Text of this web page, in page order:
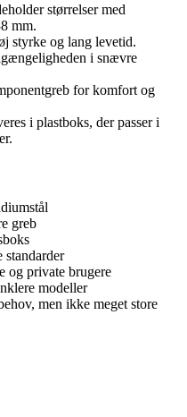
størrelser med
mm.
styrke og lang levetid.
i snævre
for komfort og
i plastboks, der passer i
greb
standarder
og private brugere
modeller
men ikke meget store